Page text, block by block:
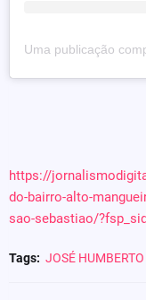
https://
do-bairro-alto-
sao-sebastiao/
Tags: JOSÉ HUMBERTO